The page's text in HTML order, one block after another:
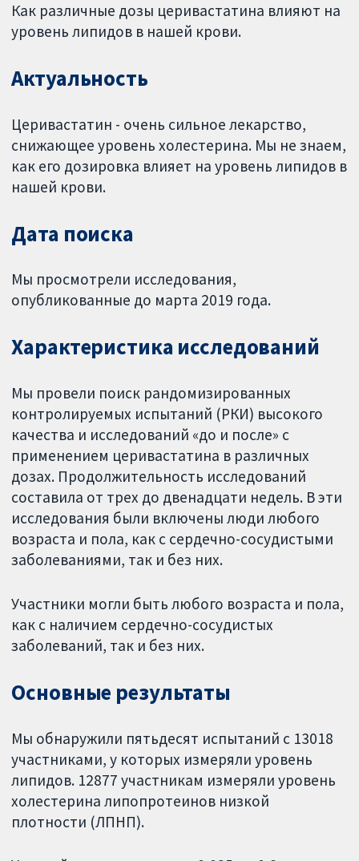
Как различные дозы церивастатина влияют на
уровень липидов в нашей крови.
Актуальность
Церивастатин - очень сильное лекарство,
снижающее уровень холестерина. Мы не знаем,
как его дозировка влияет на уровень липидов в
нашей крови.
Дата поиска
Мы просмотрели исследования,
опубликованные до марта 2019 года.
Характеристика исследований
Мы провели поиск рандомизированных
контролируемых испытаний (РКИ) высокого
качества и исследований «до и после» с
применением церивастатина в различных
дозах. Продолжительность исследований
составила от трех до двенадцати недель. В эти
исследования были включены люди любого
возраста и пола, как с сердечно-сосудистыми
заболеваниями, так и без них.
Участники могли быть любого возраста и пола,
как с наличием сердечно-сосудистых
заболеваний, так и без них.
Основные результаты
Мы обнаружили пятьдесят испытаний с 13018
участниками, у которых измеряли уровень
липидов. 12877 участникам измеряли уровень
холестерина липопротеинов низкой
плотности (ЛПНП).